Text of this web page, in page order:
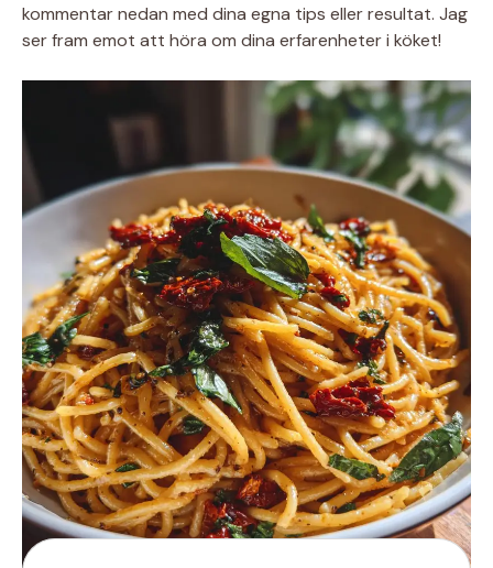
kommentar nedan med dina egna tips eller resultat. Jag
ser fram emot att höra om dina erfarenheter i köket!